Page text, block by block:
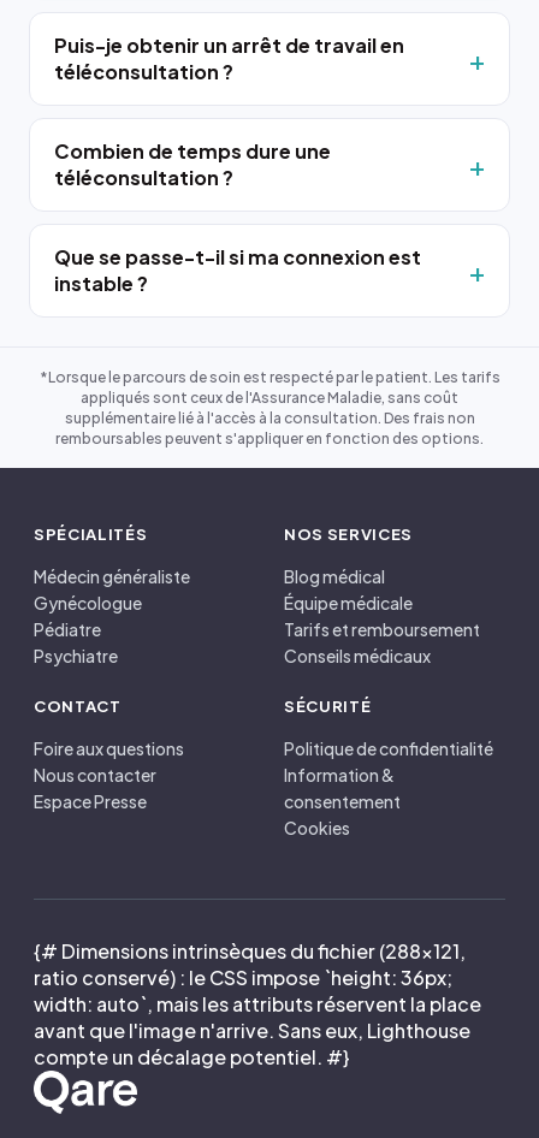
Puis-je obtenir un arrêt de travail en
téléconsultation ?
Combien de temps dure une
téléconsultation ?
Que se passe-t-il si ma connexion est
instable ?
*Lorsque le parcours de soin est respecté par le patient. Les tarifs
appliqués sont ceux de l'Assurance Maladie, sans coût
supplémentaire lié à l'accès à la consultation. Des frais non
remboursables peuvent s'appliquer en fonction des options.
SPÉCIALITÉS
Médecin généraliste
Gynécologue
Pédiatre
Psychiatre
NOS SERVICES
Blog médical
Équipe médicale
Tarifs et remboursement
Conseils médicaux
CONTACT
Foire aux questions
Nous contacter
Espace Presse
SÉCURITÉ
Politique de confidentialité
Information &
consentement
Cookies
{# Dimensions intrinsèques du fichier (288×121,
ratio conservé) : le CSS impose `height: 36px;
width: auto`, mais les attributs réservent la place
avant que l'image n'arrive. Sans eux, Lighthouse
compte un décalage potentiel. #}